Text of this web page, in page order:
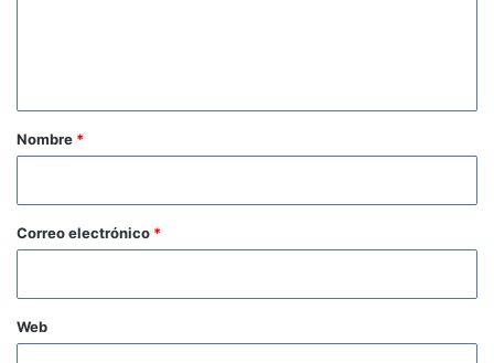
r
o
*
Nombre *
Correo electrónico *
Web